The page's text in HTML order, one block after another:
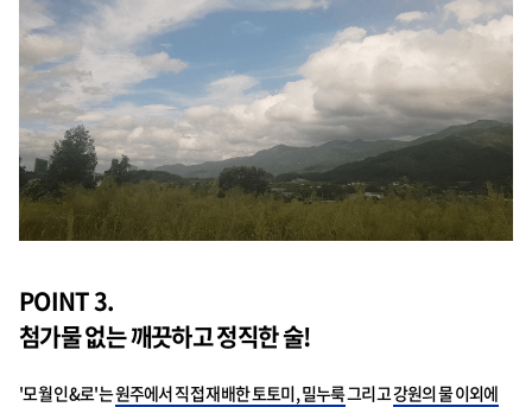
POINT 3.
첨가물 없는 깨끗하고 정직한 술!
'모월 인&로'는원주에서 직접 재배한 토토미, 밀누룩그리고강원의 물 이외에